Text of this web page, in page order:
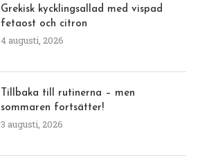
Grekisk kycklingsallad med vispad
fetaost och citron
4 augusti, 2026
Tillbaka till rutinerna – men
sommaren fortsätter!
3 augusti, 2026